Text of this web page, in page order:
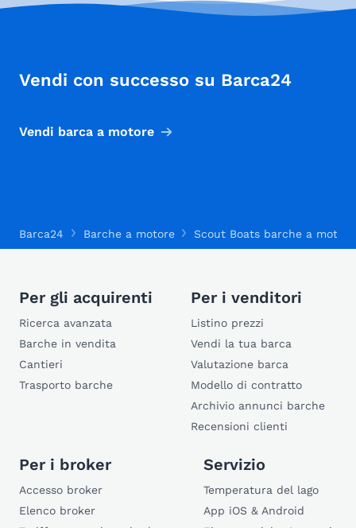
Vendi con successo su Barca24
Vendi barca a motore
Barca24 Barche a motore Scout Boats barche a motore
Per gli acquirenti
Ricerca avanzata
Barche in vendita
Cantieri
Trasporto barche
Per i venditori
Listino prezzi
Vendi la tua barca
Valutazione barca
Modello di contratto
Archivio annunci barche
Recensioni clienti
Per i broker
Accesso broker
Elenco broker
Servizio
Temperatura del lago
App iOS & Android